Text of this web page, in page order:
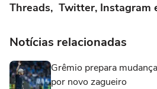
Threads, Twitter, Instagram
Notícias relacionadas
Grêmio prepara
por novo zagueiro